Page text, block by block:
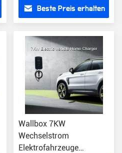
Ladegerät-IP65 12
Beste Preis erhalten
Wallbox 7KW
Wechselstrom
Elektrofahrzeuge